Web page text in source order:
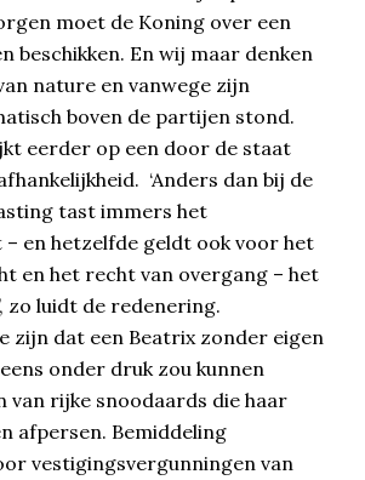
moet de Koning over een
beschikken. En wij maar denken
nature en vanwege zijn
boven de partijen stond.
eerder op een door de staat
‘Anders dan bij de
tast immers het
– en hetzelfde geldt ook voor het
en het recht van overgang – het
zo luidt de redenering.
zijn dat een Beatrix zonder eigen
onder druk zou kunnen
van rijke snoodaards die haar
afpersen. Bemiddeling
vestigingsvergunningen van